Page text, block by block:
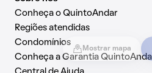
Mostrar mapa
Conheça o QuintoAndar
Regiões atendidas
Condomínios
Conheça a Garantia